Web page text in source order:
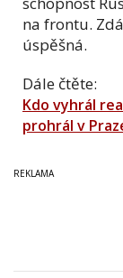
na frontu.
úspěšná.
Dále čtěte:
Kdo vyhrál
prohrál v